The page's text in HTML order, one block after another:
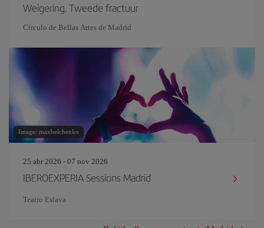
Weigering. Tweede fractuur
Círculo de Bellas Artes de Madrid
Image: maxbelchenko
25 abr 2026 - 07 nov 2026
IBEROEXPERIA Sessions Madrid
Teatro Eslava